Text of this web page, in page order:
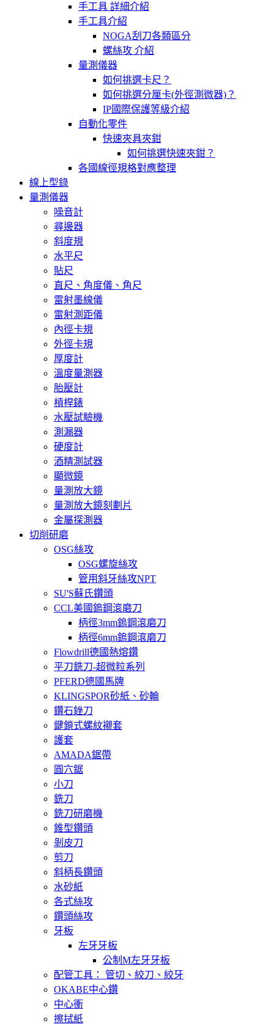
手工具 詳細介紹
手工具介紹
NOGA刮刀各類區分
螺絲攻 介紹
量測儀器
如何挑選卡尺？
如何挑選分厘卡(外徑測微器)？
IP國際保護等級介紹
自動化零件
快速夾具夾鉗
如何挑選快速夾鉗？
各國線徑規格對應整理
線上型錄
量測儀器
噪音計
尋邊器
斜度規
水平尺
貼尺
直尺、角度儀、角尺
雷射墨線儀
雷射測距儀
內徑卡規
外徑卡規
厚度計
溫度量測器
胎壓計
槓桿錶
水壓試驗機
測漏器
硬度計
酒精測試器
顯微鏡
量測放大鏡
量測放大鏡刻劃片
金屬探測器
切削研磨
OSG絲攻
OSG螺旋絲攻
管用斜牙絲攻NPT
SU'S蘇氏鑽頭
CCL美國鎢鋼滾磨刀
柄徑3mm鎢鋼滾磨刀
柄徑6mm鎢鋼滾磨刀
Flowdrill德國熱熔鑽
平刀銑刀-超微粒系列
PFERD德國馬牌
KLINGSPOR砂紙、砂輪
鑽石銼刀
鍵鎖式螺紋襯套
護套
AMADA鋸帶
圓穴鋸
小刀
銑刀
銑刀研磨機
錐型鑽頭
剝皮刀
剪刀
斜柄長鑽頭
水砂紙
各式絲攻
鑽頭絲攻
牙板
左牙牙板
公制M左牙牙板
配管工具： 管切、絞刀、絞牙
OKABE中心鑽
中心衝
擦拭紙